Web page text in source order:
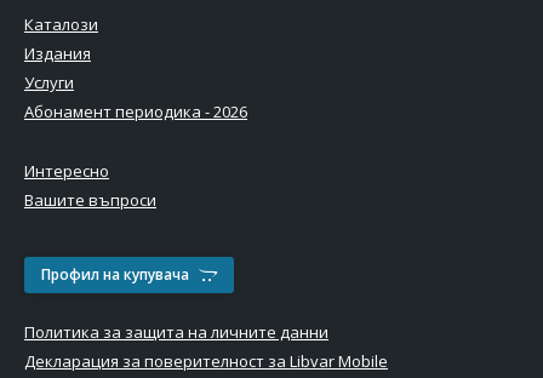
Каталози
Издания
Услуги
Абонамент периодика - 2026
Интересно
Вашите въпроси
Профил на купувача
Политика за защита на личните данни
Декларация за поверителност за Libvar Mobile